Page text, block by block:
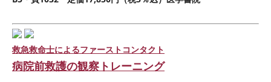
救急救命士によるファーストコンタクト
病院前救護の観察トレーニング